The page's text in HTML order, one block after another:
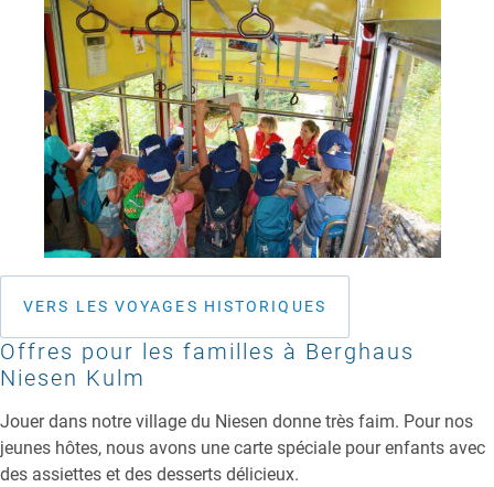
VERS LES VOYAGES HISTORIQUES
Offres pour les familles à Berghaus
Niesen Kulm
Jouer dans notre village du Niesen donne très faim. Pour nos
jeunes hôtes, nous avons une carte spéciale pour enfants avec
des assiettes et des desserts délicieux.